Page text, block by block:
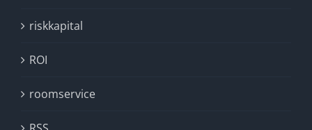
riskkapital
ROI
roomservice